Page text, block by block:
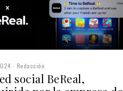
Redacción
social BeReal,